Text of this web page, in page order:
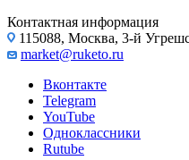
Контактная информация
115088, Москва, 3-й
market@ruketo.ru
Вконтакте
Telegram
YouTube
Одноклассники
Rutube